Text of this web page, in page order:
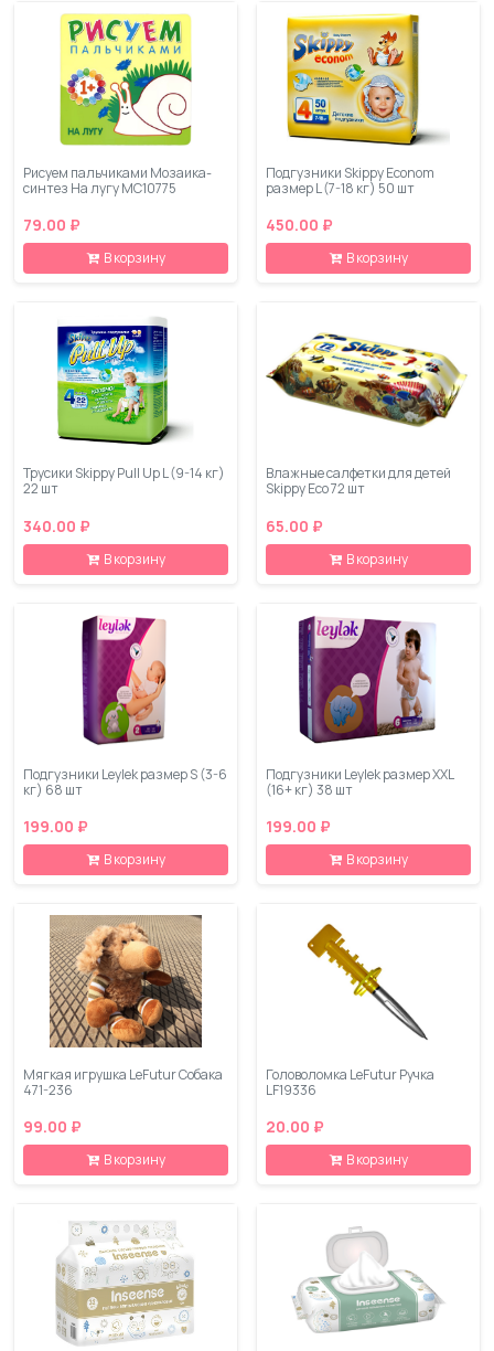
Рисуем пальчиками Мозаика-
синтез На лугу МС10775
79.00 ₽
В корзину
Подгузники Skippy Econom
размер L (7-18 кг) 50 шт
450.00 ₽
В корзину
Трусики Skippy Pull Up L (9-14 кг)
22 шт
340.00 ₽
В корзину
Влажные салфетки для детей
Skippy Eco 72 шт
65.00 ₽
В корзину
Подгузники Leylеk размер S (3-6
кг) 68 шт
199.00 ₽
В корзину
Подгузники Leylеk размер XXL
(16+ кг) 38 шт
199.00 ₽
В корзину
Мягкая игрушка LeFutur Собака
471-236
99.00 ₽
В корзину
Головоломка LeFutur Ручка
LF19336
20.00 ₽
В корзину